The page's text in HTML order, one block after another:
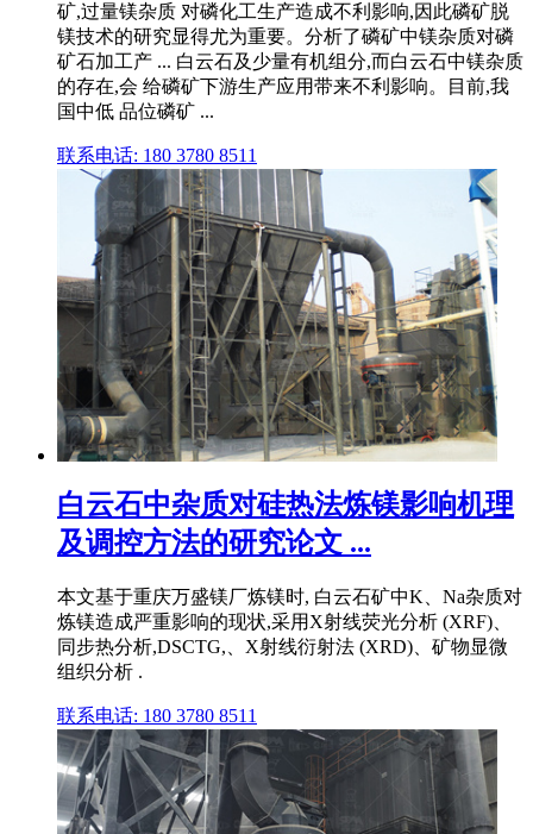
矿,过量镁杂质 对磷化工生产造成不利影响,因此磷矿脱
镁技术的研究显得尤为重要。分析了磷矿中镁杂质对磷
矿石加工产 ... 白云石及少量有机组分,而白云石中镁杂质
的存在,会 给磷矿下游生产应用带来不利影响。目前,我
国中低 品位磷矿 ...
联系电话: 180 3780 8511
白云石中杂质对硅热法炼镁影响机理
及调控方法的研究论文 ...
本文基于重庆万盛镁厂炼镁时, 白云石矿中K、Na杂质对
炼镁造成严重影响的现状,采用X射线荧光分析 (XRF)、
同步热分析,DSCTG,、X射线衍射法 (XRD)、矿物显微
组织分析 .
联系电话: 180 3780 8511